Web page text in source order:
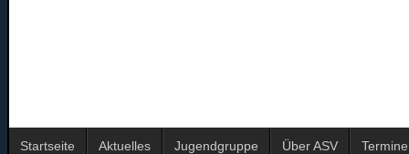
Startseite Aktuelles Jugendgruppe Über ASV Termine